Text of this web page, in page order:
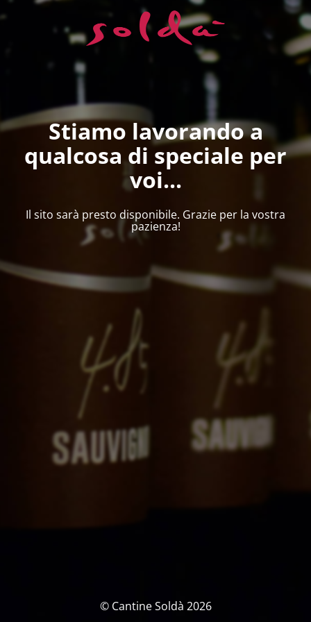
Stiamo lavorando a
qualcosa di speciale per
voi...
Il sito sarà presto disponibile. Grazie per la vostra
pazienza!
© Cantine Soldà 2026